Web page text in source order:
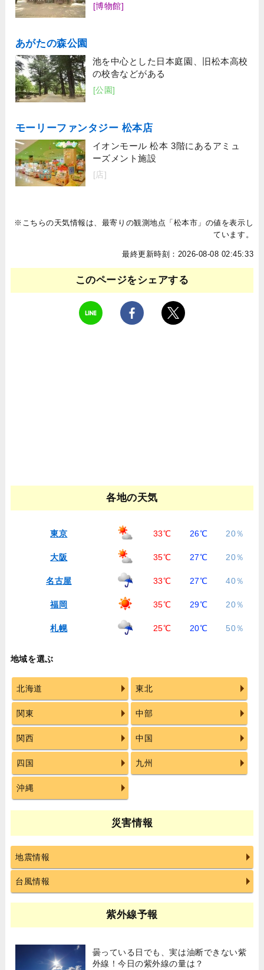
[博物館]
あがたの森公園
池を中心とした日本庭園、旧松本高校
の校舎などがある
[公園]
モーリーファンタジー 松本店
イオンモール 松本 3階にあるアミュ
ーズメント施設
[店]
※こちらの天気情報は、最寄りの観測地点「松本市」の値を表示し
ています。
最終更新時刻：2026-08-08 02:45:33
このページをシェアする
各地の天気
東京 33℃ 26℃ 20％
大阪 35℃ 27℃ 20％
名古屋 33℃ 27℃ 40％
福岡 35℃ 29℃ 20％
札幌 25℃ 20℃ 50％
地域を選ぶ
北海道 東北
関東 中部
関西 中国
四国 九州
沖縄
災害情報
地震情報
台風情報
紫外線予報
曇っている日でも、実は油断できない紫
外線！今日の紫外線の量は？